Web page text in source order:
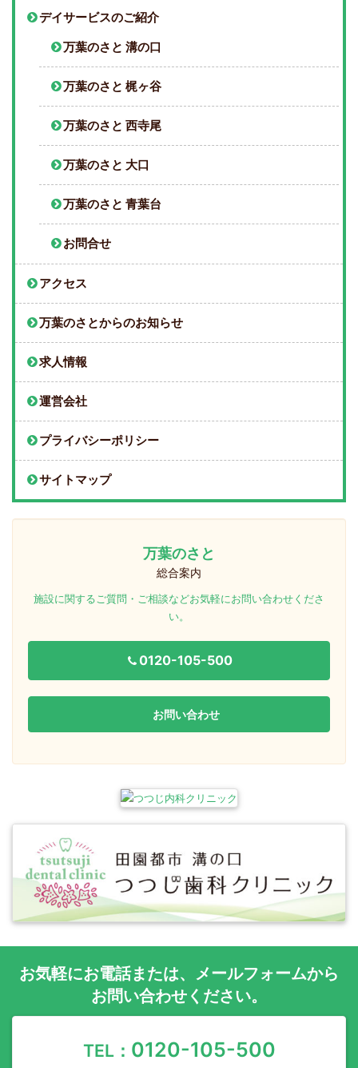
デイサービスのご紹介
万葉のさと 溝の口
万葉のさと 梶ヶ谷
万葉のさと 西寺尾
万葉のさと 大口
万葉のさと 青葉台
お問合せ
アクセス
万葉のさとからのお知らせ
求人情報
運営会社
プライバシーポリシー
サイトマップ
万葉のさと
総合案内
施設に関するご質問・ご相談などお気軽にお問い合わせくださ
い。
0120-105-500
お問い合わせ
お気軽にお電話または、 メールフォームから
お問い合わせください。
TEL： 0120-105-500